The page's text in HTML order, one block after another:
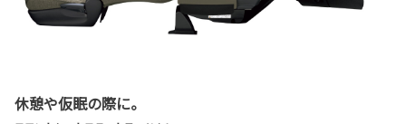
休憩や仮眠の際に。